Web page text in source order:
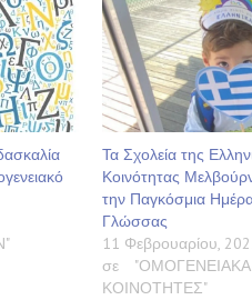
Τα Σχολεία της
Κοινότητας
την Παγκόσμια
Γλώσσας
11 Φεβρουαρίου,
σε
ΚΟΙΝΟΤΗΤΕΣ"